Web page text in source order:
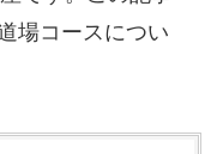
場コースについ